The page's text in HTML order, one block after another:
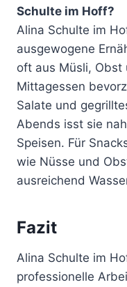
Schulte im Hoff?
Alina Schulte im
ausgewogene
oft aus Müsli, Obst
Mittagessen
Salate und
Abends isst sie
Speisen. Für
wie Nüsse und
ausreichend
Fazit
Alina Schulte im
professionelle